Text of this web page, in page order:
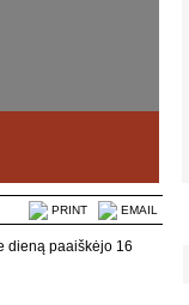
PRINT EMAIL
dieną paaiškėjo 16